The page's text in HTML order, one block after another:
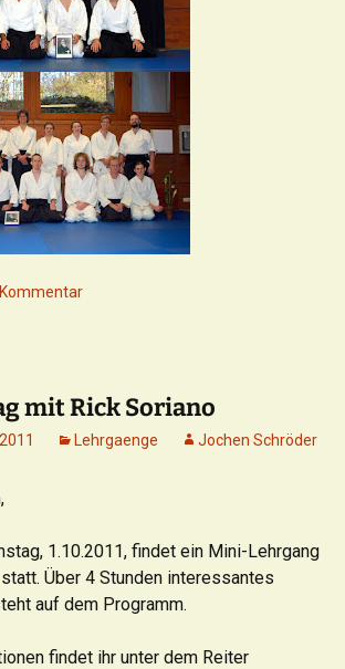
mit Rick Soriano
Lehrgaenge Jochen Schröder
1.10.2011, findet ein Mini-Lehrgang
Über 4 Stunden interessantes
auf dem Programm.
findet ihr unter dem Reiter